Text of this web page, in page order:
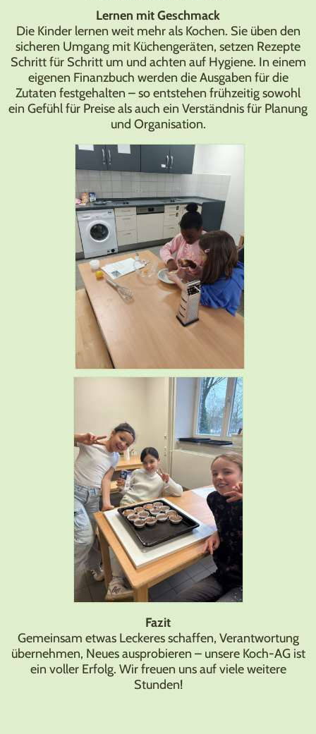
Lernen mit Geschmack
Die Kinder lernen weit mehr als Kochen. Sie üben den
sicheren Umgang mit Küchengeräten, setzen Rezepte
Schritt für Schritt um und achten auf Hygiene. In einem
eigenen Finanzbuch werden die Ausgaben für die
Zutaten festgehalten – so entstehen frühzeitig sowohl
ein Gefühl für Preise als auch ein Verständnis für Planung
und Organisation.
Fazit
Gemeinsam etwas Leckeres schaffen, Verantwortung
übernehmen, Neues ausprobieren – unsere Koch-AG ist
ein voller Erfolg. Wir freuen uns auf viele weitere
Stunden!